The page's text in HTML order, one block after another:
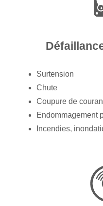
Surtension
Chute
Coupure de
Endommagement
Incendies,